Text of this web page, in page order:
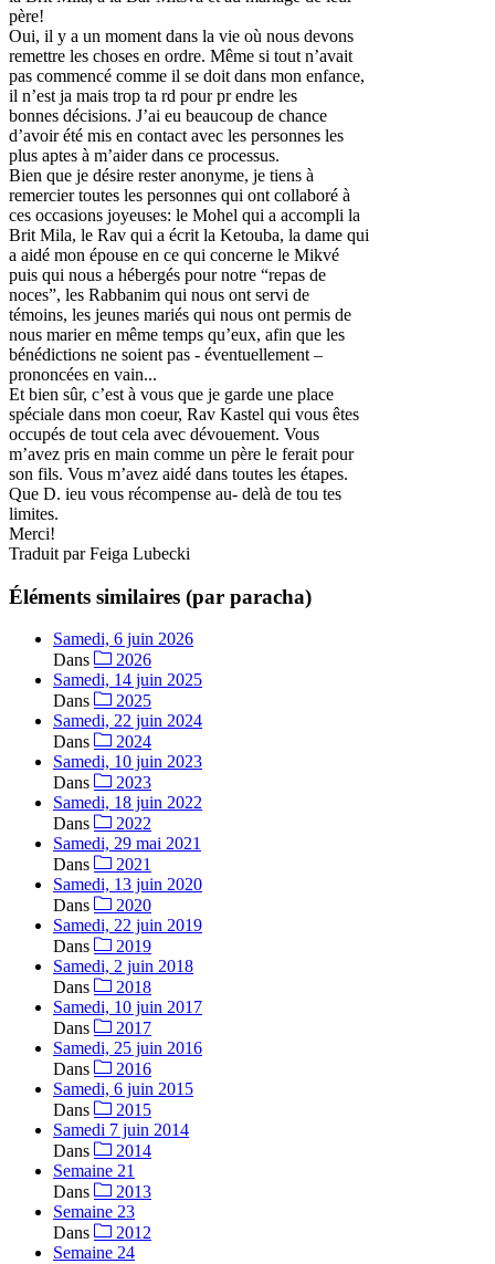
père!
Oui, il y a un moment dans la vie où nous devons
remettre les choses en ordre. Même si tout n’avait
pas commencé comme il se doit dans mon enfance,
il n’est ja mais trop ta rd pour pr endre les
bonnes décisions. J’ai eu beaucoup de chance
d’avoir été mis en contact avec les personnes les
plus aptes à m’aider dans ce processus.
Bien que je désire rester anonyme, je tiens à
remercier toutes les personnes qui ont collaboré à
ces occasions joyeuses: le Mohel qui a accompli la
Brit Mila, le Rav qui a écrit la Ketouba, la dame qui
a aidé mon épouse en ce qui concerne le Mikvé
puis qui nous a hébergés pour notre “repas de
noces”, les Rabbanim qui nous ont servi de
témoins, les jeunes mariés qui nous ont permis de
nous marier en même temps qu’eux, afin que les
bénédictions ne soient pas - éventuellement –
prononcées en vain...
Et bien sûr, c’est à vous que je garde une place
spéciale dans mon coeur, Rav Kastel qui vous êtes
occupés de tout cela avec dévouement. Vous
m’avez pris en main comme un père le ferait pour
son fils. Vous m’avez aidé dans toutes les étapes.
Que D. ieu vous récompense au- delà de tou tes
limites.
Merci!
Traduit par Feiga Lubecki
Éléments similaires (par paracha)
Samedi, 6 juin 2026
Dans
2026
Samedi, 14 juin 2025
Dans
2025
Samedi, 22 juin 2024
Dans
2024
Samedi, 10 juin 2023
Dans
2023
Samedi, 18 juin 2022
Dans
2022
Samedi, 29 mai 2021
Dans
2021
Samedi, 13 juin 2020
Dans
2020
Samedi, 22 juin 2019
Dans
2019
Samedi, 2 juin 2018
Dans
2018
Samedi, 10 juin 2017
Dans
2017
Samedi, 25 juin 2016
Dans
2016
Samedi, 6 juin 2015
Dans
2015
Samedi 7 juin 2014
Dans
2014
Semaine 21
Dans
2013
Semaine 23
Dans
2012
Semaine 24